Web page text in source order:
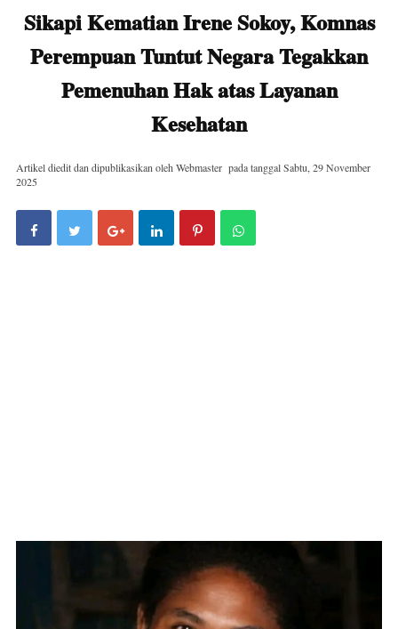
Sikapi Kematian Irene Sokoy, Komnas
Perempuan Tuntut Negara Tegakkan
Pemenuhan Hak atas Layanan
Kesehatan
Artikel diedit dan dipublikasikan oleh Webmaster pada tanggalSabtu, 29 November
2025